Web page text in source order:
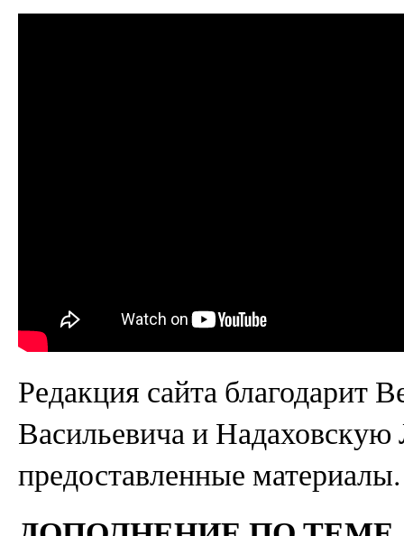
Редакция сайта благодарит
Васильевича и
предоставленные материалы.